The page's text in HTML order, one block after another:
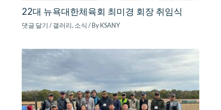
22대 뉴욕대한체육회 최미경 회장 취임식
댓글 달기 /갤러리, 소식 / ByKSANY